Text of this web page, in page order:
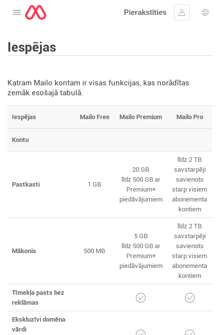
Atveriet izvēlni
Pierakstīties
Ielogoties
Iespējas
Katram Mailo kontam ir visas funkcijas, kas norādītas
zemāk esošajā tabulā.
Iespējas Mailo Free Mailo Premium Mailo Pro
Kontu
Pastkasti 1 GB
20 GB
līdz 500 GB ar
Premium+
piedāvājumiem
līdz 2 TB
savstarpēji
savienots
starp visiem
abonementa
kontiem
Mākonis 500 MB
5 GB
līdz 500 GB ar
Premium+
piedāvājumiem
līdz 2 TB
savstarpēji
savienots
starp visiem
abonementa
kontiem
Tīmekļa pasts bez
reklāmas
Ekskluzīvi domēna
vārdi